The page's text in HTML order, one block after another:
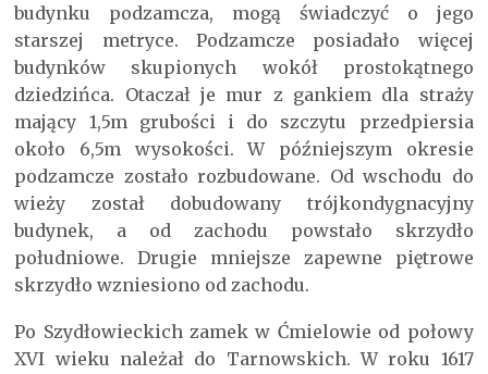
budynku podzamcza, mogą świadczyć o jego
starszej metryce. Podzamcze posiadało więcej
budynków skupionych wokół prostokątnego
dziedzińca. Otaczał je mur z gankiem dla straży
mający 1,5m grubości i do szczytu przedpiersia
około 6,5m wysokości. W późniejszym okresie
podzamcze zostało rozbudowane. Od wschodu do
wieży został dobudowany trójkondygnacyjny
budynek, a od zachodu powstało skrzydło
południowe. Drugie mniejsze zapewne piętrowe
skrzydło wzniesiono od zachodu.
Po Szydłowieckich zamek w Ćmielowie od połowy
XVI wieku należał do Tarnowskich. W roku 1617